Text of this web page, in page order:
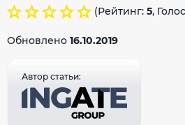
(Рейтинг: 5,
Обновлено 16.10.2019
Автор статьи: